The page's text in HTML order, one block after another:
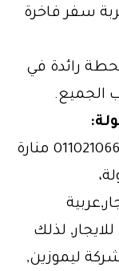
سفر فاخرة
رائدة في
الجميع.
لذلك تعتبر شركة ليموزين مصر 01102106655 منارة
لذلك
ليموزين,